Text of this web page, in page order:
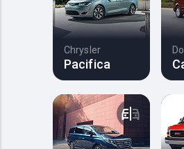
Chrysler
Pacifica